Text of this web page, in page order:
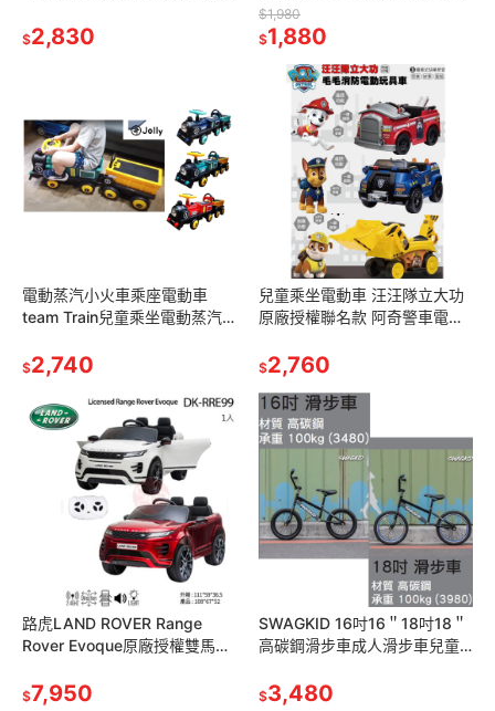
$2,830
機車汽車鉛酸電瓶充電器
SC800充電機SC600
$1,980
$1,880
電動蒸汽小火車乘座電動車
team Train兒童乘坐電動蒸汽
電池 電瓶 充電器 充電線
$2,740
兒童乘坐電動車 汪汪隊立大功
原廠授權聯名款 阿奇警車電動
礫挖土機電動玩具車 2.4G遙控
$2,760
路虎LAND ROVER Range
Rover Evoque原廠授權雙馬達
RRE99紅白色
$7,950
SWAGKID 16吋16＂18吋18＂
高碳鋼滑步車成人滑步車兒童
胎打氣胎push bike
$3,480